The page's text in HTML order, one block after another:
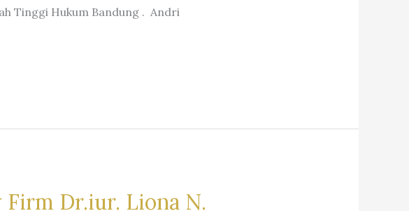
Tinggi Hukum Bandung . Andri
Firm Dr.iur. Liona N.